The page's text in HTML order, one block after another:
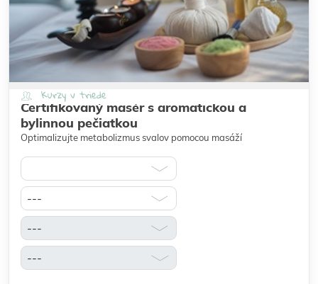
Kurzy v triede
Certifikovaný masér s aromatickou a
bylinnou pečiatkou
Optimalizujte metabolizmus svalov pomocou masáží